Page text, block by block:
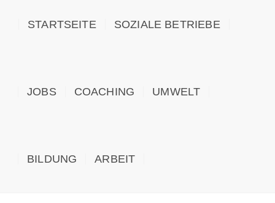
STARTSEITE SOZIALE BETRIEBE
JOBS COACHING UMWELT
BILDUNG ARBEIT